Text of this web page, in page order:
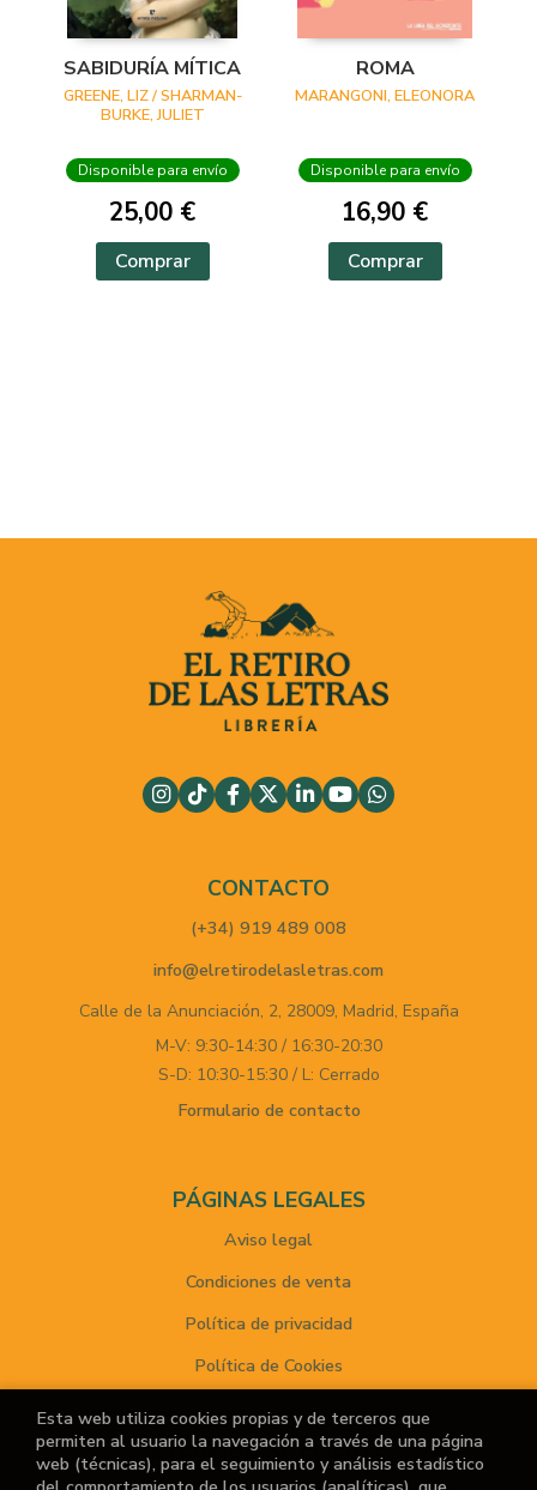
SABIDURÍA MÍTICA
GREENE, LIZ / SHARMAN-
BURKE, JULIET
Disponible para envío
25,00 €
Comprar
ROMA
MARANGONI, ELEONORA
Disponible para envío
16,90 €
Comprar
CONTACTO
(+34) 919 489 008
info@elretirodelasletras.com
Calle de la Anunciación, 2, 28009, Madrid, España
M-V: 9:30-14:30 / 16:30-20:30
S-D: 10:30-15:30 / L: Cerrado
Formulario de contacto
PÁGINAS LEGALES
Aviso legal
Condiciones de venta
Política de privacidad
Política de Cookies
ATENCIÓN AL CLIENTE
Esta web utiliza cookies propias y de terceros que
permiten al usuario la navegación a través de una página
web (técnicas), para el seguimiento y análisis estadístico